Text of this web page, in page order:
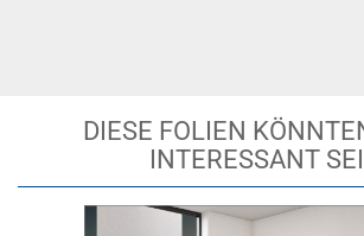
DIESE FOLIEN
INTERESSANT